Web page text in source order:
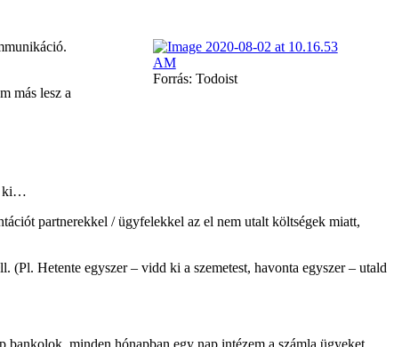
más lesz a
Forrás: Todoist
ki…
partnerekkel / ügyfelekkel az el nem utalt költségek miatt,
Hetente egyszer – vidd ki a szemetest, havonta egyszer – utald